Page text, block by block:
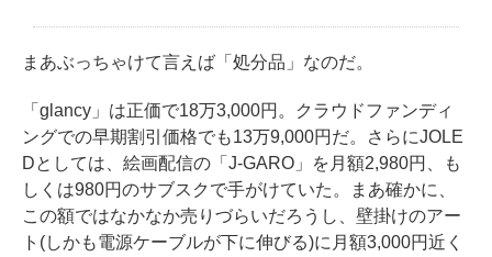
まあぶっちゃけて言えば「処分品」なのだ。
「glancy」は正価で18万3,000円。クラウドファンディ
ングでの早期割引価格でも13万9,000円だ。さらにJOLE
Dとしては、絵画配信の「J-GARO」を月額2,980円、も
しくは980円のサブスクで手がけていた。まあ確かに、
この額ではなかなか売りづらいだろうし、壁掛けのアー
ト(しかも電源ケーブルが下に伸びる)に月額3,000円近く